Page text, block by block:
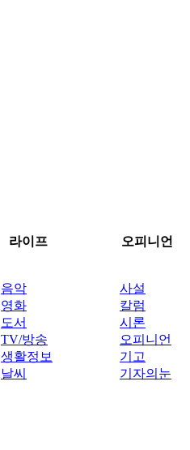
라이프 오피니언
음악
영화
도서
TV/방송
생활정보
날씨
사설
칼럼
시론
오피니언
기고
기자의눈